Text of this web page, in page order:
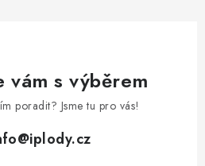
vám s výběrem
poradit? Jsme tu pro vás!
@iplody.cz